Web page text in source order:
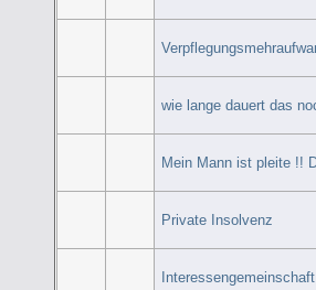
wie lange dauert das
Mein Mann ist pleite !!
Private Insolvenz